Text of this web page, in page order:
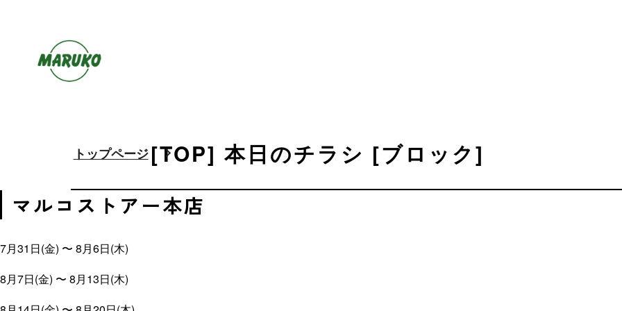
トップページ [TOP] 本日のチラシ [ブロック]
マルコストアー本店
7⽉31⽇(金) 〜 8⽉6⽇(木)
8⽉7⽇(金) 〜 8⽉13⽇(木)